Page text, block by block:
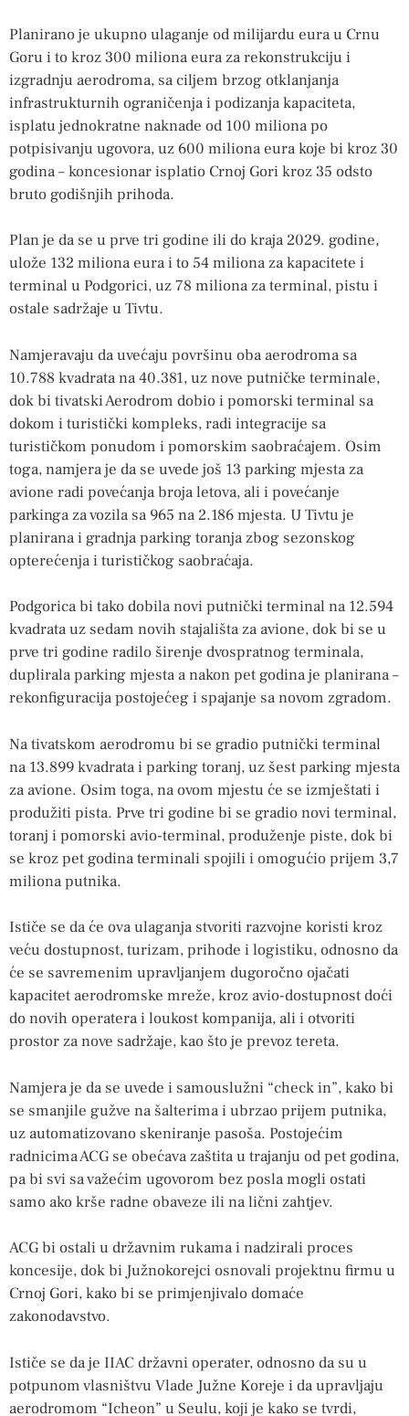
Planirano je ukupno ulaganje od milijardu eura u Crnu
Goru i to kroz 300 miliona eura za rekonstrukciju i
izgradnju aerodroma, sa ciljem brzog otklanjanja
infrastrukturnih ograničenja i podizanja kapaciteta,
isplatu jednokratne naknade od 100 miliona po
potpisivanju ugovora, uz 600 miliona eura koje bi kroz 30
godina – koncesionar isplatio Crnoj Gori kroz 35 odsto
bruto godišnjih prihoda.
Plan je da se u prve tri godine ili do kraja 2029. godine,
ulože 132 miliona eura i to 54 miliona za kapacitete i
terminal u Podgorici, uz 78 miliona za terminal, pistu i
ostale sadržaje u Tivtu.
Namjeravaju da uvećaju površinu oba aerodroma sa
10.788 kvadrata na 40.381, uz nove putničke terminale,
dok bi tivatski Aerodrom dobio i pomorski terminal sa
dokom i turistički kompleks, radi integracije sa
turističkom ponudom i pomorskim saobraćajem. Osim
toga, namjera je da se uvede još 13 parking mjesta za
avione radi povećanja broja letova, ali i povećanje
parkinga za vozila sa 965 na 2.186 mjesta. U Tivtu je
planirana i gradnja parking toranja zbog sezonskog
opterećenja i turističkog saobraćaja.
Podgorica bi tako dobila novi putnički terminal na 12.594
kvadrata uz sedam novih stajališta za avione, dok bi se u
prve tri godine radilo širenje dvospratnog terminala,
duplirala parking mjesta a nakon pet godina je planirana –
rekonfiguracija postojećeg i spajanje sa novom zgradom.
Na tivatskom aerodromu bi se gradio putnički terminal
na 13.899 kvadrata i parking toranj, uz šest parking mjesta
za avione. Osim toga, na ovom mjestu će se izmještati i
produžiti pista. Prve tri godine bi se gradio novi terminal,
toranj i pomorski avio-terminal, produženje piste, dok bi
se kroz pet godina terminali spojili i omogućio prijem 3,7
miliona putnika.
Ističe se da će ova ulaganja stvoriti razvojne koristi kroz
veću dostupnost, turizam, prihode i logistiku, odnosno da
će se savremenim upravljanjem dugoročno ojačati
kapacitet aerodromske mreže, kroz avio-dostupnost doći
do novih operatera i loukost kompanija, ali i otvoriti
prostor za nove sadržaje, kao što je prevoz tereta.
Namjera je da se uvede i samouslužni “check in”, kako bi
se smanjile gužve na šalterima i ubrzao prijem putnika,
uz automatizovano skeniranje pasoša. Postojećim
radnicima ACG se obećava zaštita u trajanju od pet godina,
pa bi svi sa važećim ugovorom bez posla mogli ostati
samo ako krše radne obaveze ili na lični zahtjev.
ACG bi ostali u državnim rukama i nadzirali proces
koncesije, dok bi Južnokorejci osnovali projektnu firmu u
Crnoj Gori, kako bi se primjenjivalo domaće
zakonodavstvo.
Ističe se da je IIAC državni operater, odnosno da su u
potpunom vlasništvu Vlade Južne Koreje i da upravljaju
aerodromom “Icheon” u Seulu, koji je kako se tvrdi,